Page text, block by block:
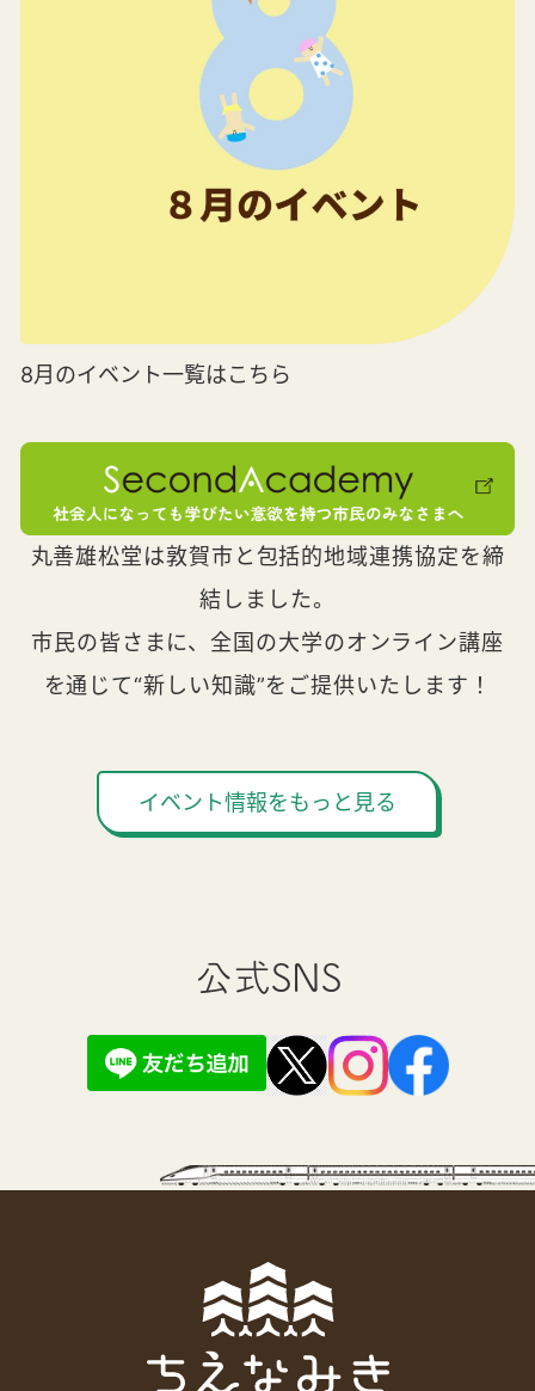
8月のイベント一覧はこちら
丸善雄松堂は敦賀市と包括的地域連携協定を締
結しました。
市民の皆さまに、全国の大学のオンライン講座
を通じて“新しい知識”をご提供いたします！
イベント情報をもっと見る
公式SNS